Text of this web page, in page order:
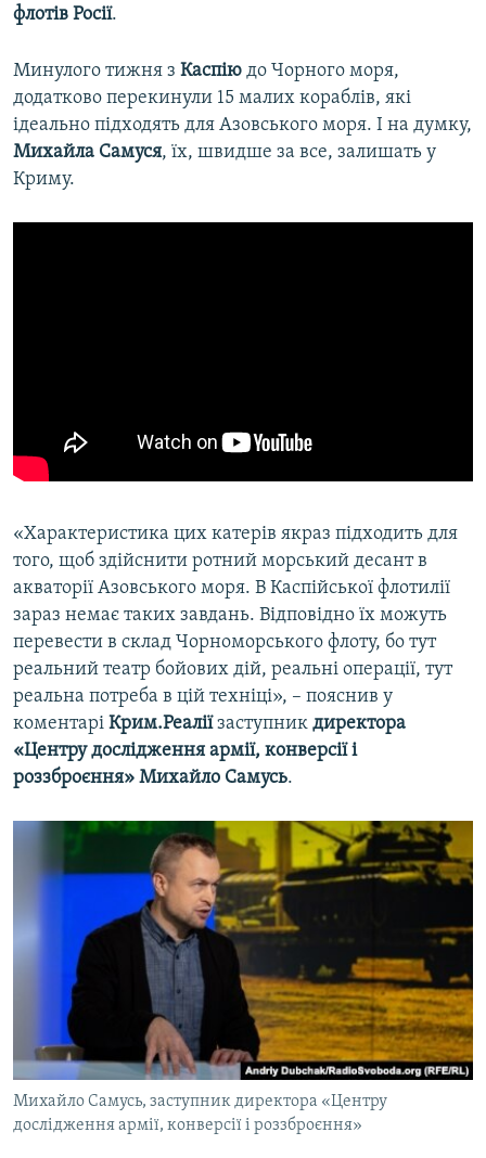
флотів Росії.
Минулого тижня з Каспію до Чорного моря,
додатково перекинули 15 малих кораблів, які
ідеально підходять для Азовського моря. І на думку,
Михайла Самуся, їх, швидше за все, залишать у
Криму.
«Характеристика цих катерів якраз підходить для
того, щоб здійснити ротний морський десант в
акваторії Азовського моря. В Каспійської флотилії
зараз немає таких завдань. Відповідно їх можуть
перевести в склад Чорноморського флоту, бо тут
реальний театр бойових дій, реальні операції, тут
реальна потреба в цій техніці», – пояснив у
коментарі Крим.Реаліїзаступник директора
«Центру дослідження армії, конверсії і
роззброєння» Михайло Самусь.
Михайло Самусь, заступник директора «Центру
дослідження армії, конверсії і роззброєння»